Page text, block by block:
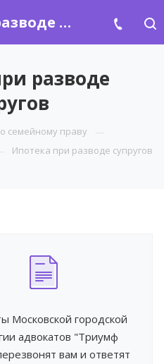
Ипотека при разводе супругов
разводе
семейному праву
Ипотека при разводе супругов
Московской городской
адвокатов "Триумф
вам и ответят